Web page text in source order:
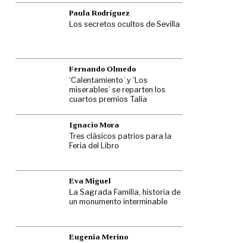
Paula Rodríguez
Los secretos ocultos de Sevilla
Fernando Olmedo
‘Calentamiento’ y ‘Los
miserables’ se reparten los
cuartos premios Talía
Ignacio Mora
Tres clásicos patrios para la
Feria del Libro
Eva Miguel
La Sagrada Familia, historia de
un monumento interminable
Eugenia Merino